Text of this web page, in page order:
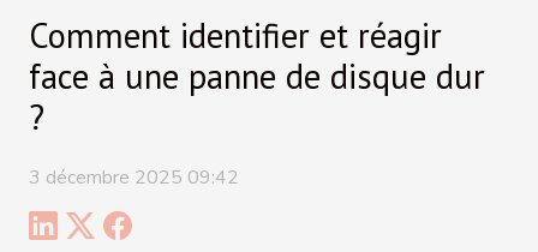
Comment identifier et réagir
face à une panne de disque dur
?
3 décembre 2025 09:42